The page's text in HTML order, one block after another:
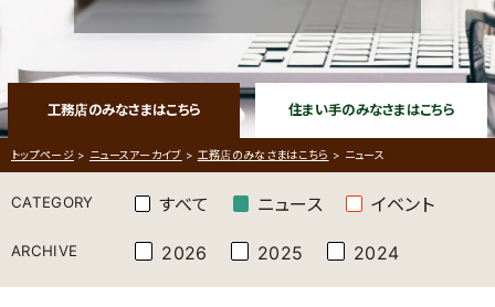
優良工務店の会 QBC
優良工務店の会 QBC について 工務店経営研修会
大工志塾
家づくりサポート
工務店のみなさまはこちら 住まい手のみなさまはこちら
トップページ> ニュースアーカイブ > 工務店のみなさまはこちら > ニュース
CATEGORY すべて ニュース イベント
ARCHIVE 2026 2025 2024